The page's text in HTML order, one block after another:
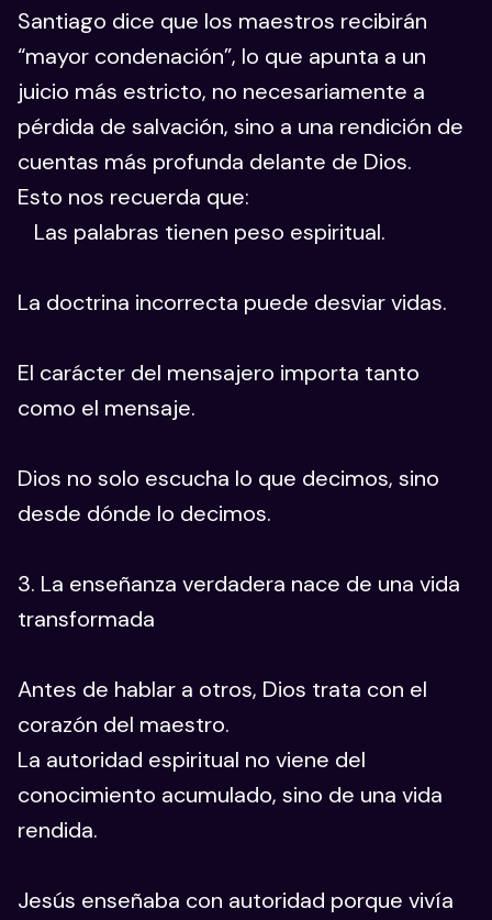
Santiago dice que los maestros recibirán
“mayor condenación”, lo que apunta a un
juicio más estricto, no necesariamente a
pérdida de salvación, sino a una rendición de
cuentas más profunda delante de Dios.
Esto nos recuerda que:
Las palabras tienen peso espiritual.
La doctrina incorrecta puede desviar vidas.
El carácter del mensajero importa tanto
como el mensaje.
Dios no solo escucha lo que decimos, sino
desde dónde lo decimos.
3. La enseñanza verdadera nace de una vida
transformada
Antes de hablar a otros, Dios trata con el
corazón del maestro.
La autoridad espiritual no viene del
conocimiento acumulado, sino de una vida
rendida.
Jesús enseñaba con autoridad porque vivía